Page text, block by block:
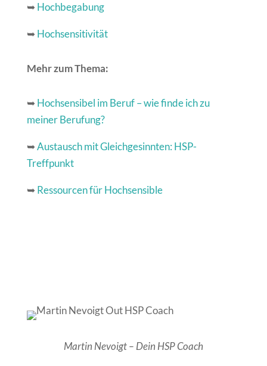
➥Hochbegabung
➥ Hochsensitivität
Mehr zum Thema:
➥Hochsensibel im Beruf – wie finde ich zu
meiner Berufung?
➥Austausch mit Gleichgesinnten: HSP-
Treffpunkt
➥Ressourcen für Hochsensible
Martin Nevoigt – Dein HSP Coach